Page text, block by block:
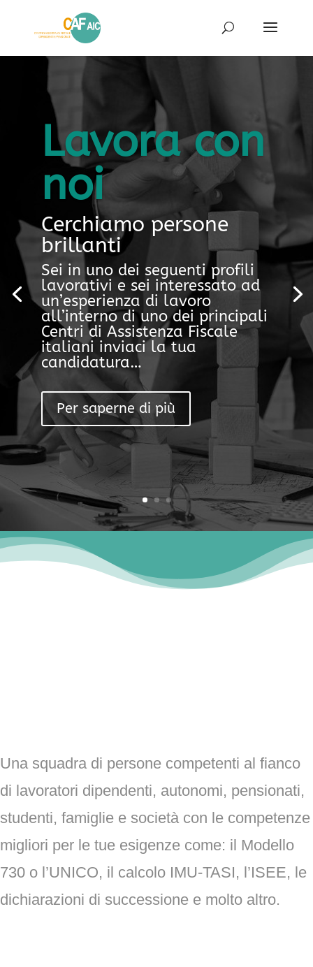
Lavora con
noi
Cerchiamo persone
brillanti
Sei in uno dei seguenti profili
lavorativi e sei interessato ad
un’esperienza di lavoro
all’interno di uno dei principali
Centri di Assistenza Fiscale
italiani inviaci la tua
candidatura…
Per saperne di più
Una squadra di persone competenti al fianco
di lavoratori dipendenti, autonomi, pensionati,
studenti, famiglie e società con le competenze
migliori per le tue esigenze come: il Modello
730 o l’UNICO, il calcolo IMU-TASI, l’ISEE, le
dichiarazioni di successione e molto altro.